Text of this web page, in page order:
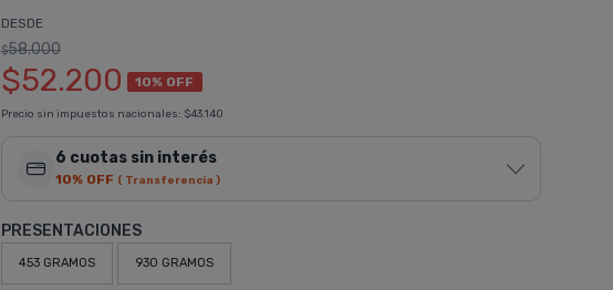
DESDE
$58.000
$52.200 10% OFF
Precio sin impuestos nacionales: $43.140
6 cuotas sin interés
10% OFF ( Transferencia )
PRESENTACIONES
453 GRAMOS 930 GRAMOS